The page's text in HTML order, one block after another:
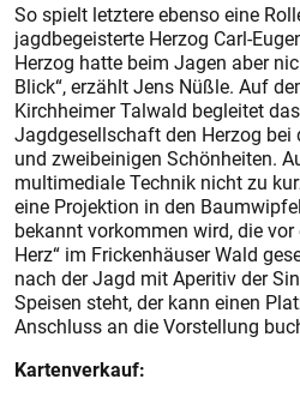
So spielt letztere ebenso eine
jagdbegeisterte Herzog Carl-
Herzog hatte beim Jagen aber
Blick“, erzählt Jens Nüßle. Auf
Kirchheimer Talwald begleitet
Jagdgesellschaft den Herzog bei
und zweibeinigen Schönheiten.
multimediale Technik nicht zu
eine Projektion in den
bekannt vorkommen wird, die
Herz“ im Frickenhäuser Wald
nach der Jagd mit Aperitiv der
Speisen steht, der kann einen
Anschluss an die Vorstellung
Kartenverkauf: